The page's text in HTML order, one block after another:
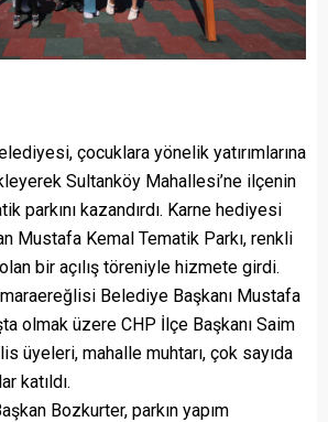
çocuklara yönelik yatırımlarına
Sultanköy Mahallesi’ne ilçenin
parkını kazandırdı. Karne hediyesi
Mustafa Kemal Tematik Parkı, renkli
bir açılış töreniyle hizmete girdi.
Belediye Başkanı Mustafa
olmak üzere CHP İlçe Başkanı Saim
üyeleri, mahalle muhtarı, çok sayıda
katıldı.
Bozkurter, parkın yapım